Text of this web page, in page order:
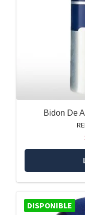
Bidon De
DISPONIBLE